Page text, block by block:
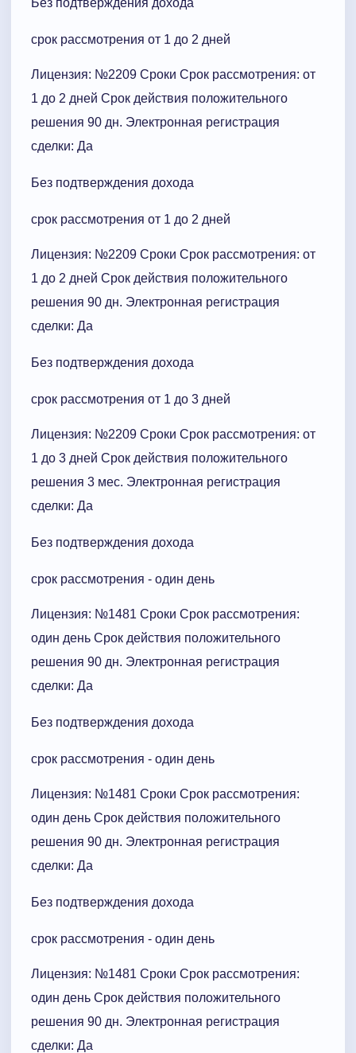
Без подтверждения дохода
срок рассмотрения от 1 до 2 дней
Лицензия: №2209 Сроки Cрок рассмотрения: от
1 до 2 дней Срок действия положительного
решения 90 дн. Электронная регистрация
сделки: Да
Без подтверждения дохода
срок рассмотрения от 1 до 2 дней
Лицензия: №2209 Сроки Cрок рассмотрения: от
1 до 2 дней Срок действия положительного
решения 90 дн. Электронная регистрация
сделки: Да
Без подтверждения дохода
срок рассмотрения от 1 до 3 дней
Лицензия: №2209 Сроки Cрок рассмотрения: от
1 до 3 дней Срок действия положительного
решения 3 мес. Электронная регистрация
сделки: Да
Без подтверждения дохода
срок рассмотрения - один день
Лицензия: №1481 Сроки Cрок рассмотрения:
один день Срок действия положительного
решения 90 дн. Электронная регистрация
сделки: Да
Без подтверждения дохода
срок рассмотрения - один день
Лицензия: №1481 Сроки Cрок рассмотрения:
один день Срок действия положительного
решения 90 дн. Электронная регистрация
сделки: Да
Без подтверждения дохода
срок рассмотрения - один день
Лицензия: №1481 Сроки Cрок рассмотрения:
один день Срок действия положительного
решения 90 дн. Электронная регистрация
сделки: Да